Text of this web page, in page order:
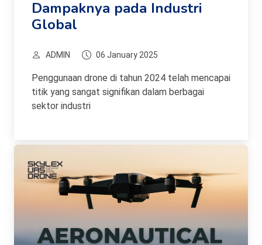
Dampaknya pada Industri
Global
ADMIN 06 January 2025
Penggunaan drone di tahun 2024 telah mencapai
titik yang sangat signifikan dalam berbagai
sektor industri